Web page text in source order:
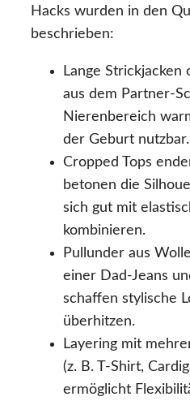
Hacks wurden in den
beschrieben:
Lange Strickjacken
aus dem Partner-
Nierenbereich
der Geburt nutzbar.
Cropped Tops
betonen die
sich gut mit
kombinieren.
Pullunder aus
einer Dad-Jeans
schaffen stylische
überhitzen.
Layering mit
(z. B. T-Shirt,
ermöglicht